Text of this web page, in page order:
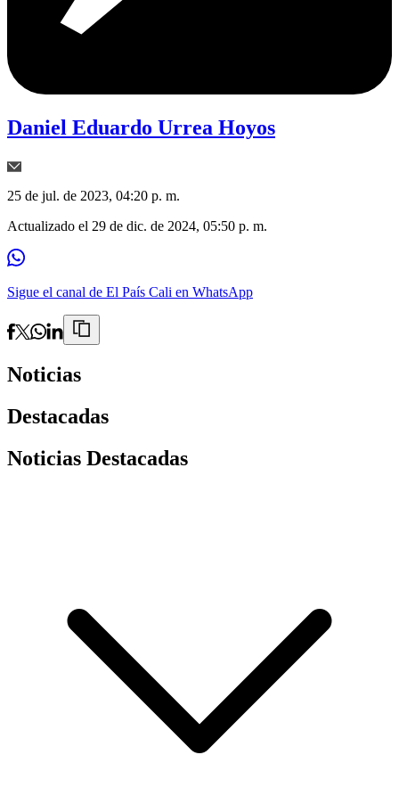
Daniel Eduardo Urrea Hoyos
25 de jul. de 2023, 04:20 p. m.
Actualizado el 29 de dic. de 2024, 05:50 p. m.
Sigue el canal de El País Cali en WhatsApp
Noticias
Destacadas
Noticias Destacadas